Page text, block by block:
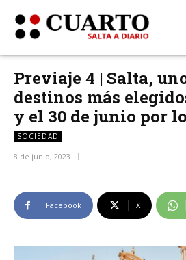
Previaje 4 | Salta,
destinos más
y el 30 de junio por
SOCIEDAD
8 de junio, 2023
Facebook X